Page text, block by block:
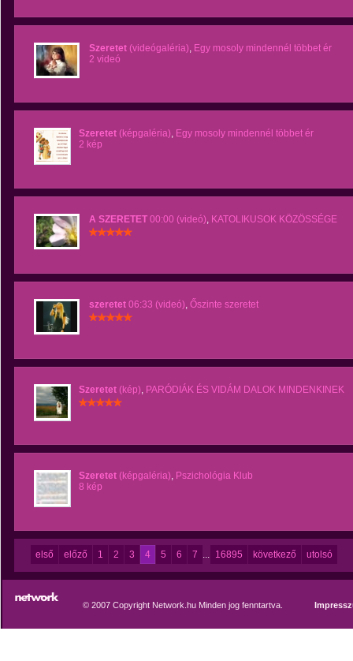
Szeretet (videógaléria), Egy mosoly mindennél többet ér
2 videó
Szeretet (képgaléria), Egy mosoly mindennél többet ér
2 kép
A SZERETET 00:00 (videó), KATOLIKUSOK KÖZÖSSÉGE
szeretet 06:33 (videó), Őszinte szeretet
Szeretet (kép), PARÓDIÁK ÉS VIDÁM DALOK MINDENKINEK
Szeretet (képgaléria), Pszichológia Klub
8 kép
első előző 1 2 3 4 5 6 7 ... 16895 következő utolsó
© 2007 Copyright Network.hu Minden jog fenntartva.